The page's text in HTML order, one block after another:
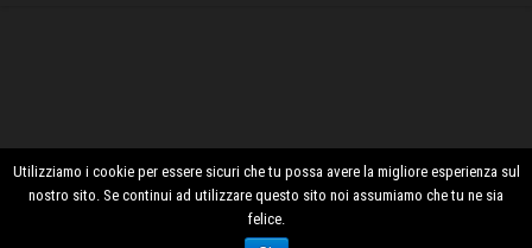
Utilizziamo i cookie per essere sicuri che tu possa avere la migliore esperienza sul
nostro sito. Se continui ad utilizzare questo sito noi assumiamo che tu ne sia
felice.